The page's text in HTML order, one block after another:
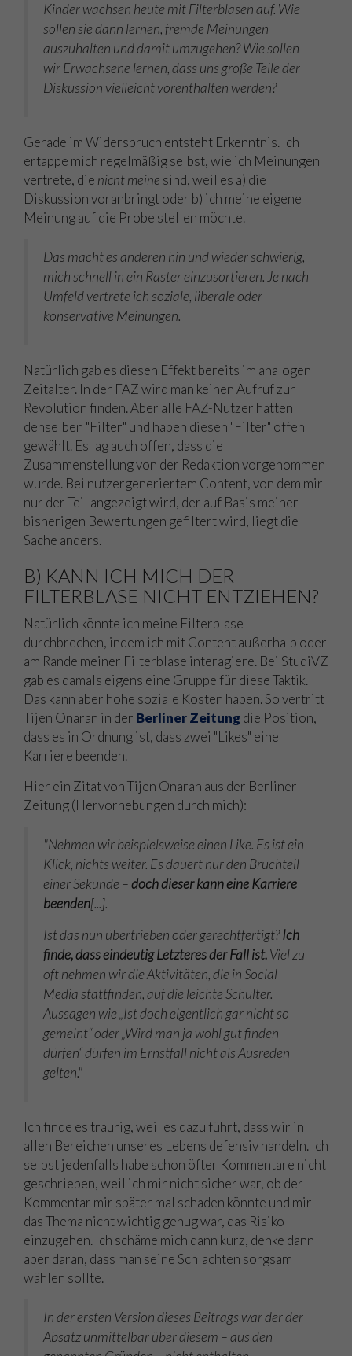
Kinder wachsen heute mit Filterblasen auf. Wie
sollen sie dann lernen, fremde Meinungen
auszuhalten und damit umzugehen? Wie sollen
wir Erwachsene lernen, dass uns große Teile der
Diskussion vielleicht vorenthalten werden?
Gerade im Widerspruch entsteht Erkenntnis. Ich
ertappe mich regelmäßig selbst, wie ich Meinungen
vertrete, die nicht meine sind, weil es a) die
Diskussion voranbringt oder b) ich meine eigene
Meinung auf die Probe stellen möchte.
Das macht es anderen hin und wieder schwierig,
mich schnell in ein Raster einzusortieren. Je nach
Umfeld vertrete ich soziale, liberale oder
konservative Meinungen.
Natürlich gab es diesen Effekt bereits im analogen
Zeitalter. In der FAZ wird man keinen Aufruf zur
Revolution finden. Aber alle FAZ-Nutzer hatten
denselben "Filter" und haben diesen "Filter" offen
gewählt. Es lag auch offen, dass die
Zusammenstellung von der Redaktion vorgenommen
wurde. Bei nutzergeneriertem Content, von dem mir
nur der Teil angezeigt wird, der auf Basis meiner
bisherigen Bewertungen gefiltert wird, liegt die
Sache anders.
B) KANN ICH MICH DER
FILTERBLASE NICHT ENTZIEHEN?
Natürlich könnte ich meine Filterblase
durchbrechen, indem ich mit Content außerhalb oder
am Rande meiner Filterblase interagiere. Bei StudiVZ
gab es damals eigens eine Gruppe für diese Taktik.
Das kann aber hohe soziale Kosten haben. So vertritt
Tijen Onaran in der Berliner Zeitungdie Position,
dass es in Ordnung ist, dass zwei "Likes" eine
Karriere beenden.
Hier ein Zitat von Tijen Onaran aus der Berliner
Zeitung (Hervorhebungen durch mich):
"Nehmen wir beispielsweise einen Like. Es ist ein
Klick, nichts weiter. Es dauert nur den Bruchteil
einer Sekunde –doch dieser kann eine Karriere
beenden[...].
Ist das nun übertrieben oder gerechtfertigt?Ich
finde, dass eindeutig Letzteres der Fall ist.Viel zu
oft nehmen wir die Aktivitäten, die in Social
Media stattfinden, auf die leichte Schulter.
Aussagen wie „Ist doch eigentlich gar nicht so
gemeint“ oder „Wird man ja wohl gut finden
dürfen“ dürfen im Ernstfall nicht als Ausreden
gelten."
Ich finde es traurig, weil es dazu führt, dass wir in
allen Bereichen unseres Lebens defensiv handeln. Ich
selbst jedenfalls habe schon öfter Kommentare nicht
geschrieben, weil ich mir nicht sicher war, ob der
Kommentar mir später mal schaden könnte und mir
das Thema nicht wichtig genug war, das Risiko
einzugehen. Ich schäme mich dann kurz, denke dann
aber daran, dass man seine Schlachten sorgsam
wählen sollte.
In der ersten Version dieses Beitrags war der der
Absatz unmittelbar über diesem – aus den